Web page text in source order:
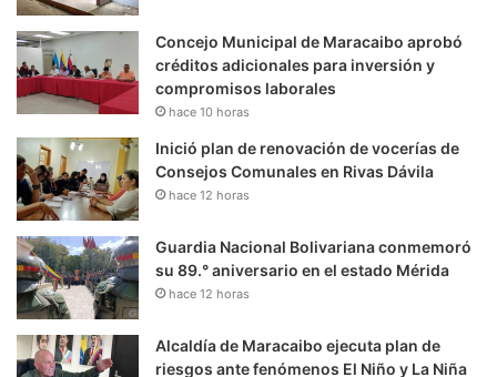
Concejo Municipal de Maracaibo aprobó
créditos adicionales para inversión y
compromisos laborales
hace 10 horas
Inició plan de renovación de vocerías de
Consejos Comunales en Rivas Dávila
hace 12 horas
Guardia Nacional Bolivariana conmemoró
su 89.° aniversario en el estado Mérida
hace 12 horas
Alcaldía de Maracaibo ejecuta plan de
riesgos ante fenómenos El Niño y La Niña